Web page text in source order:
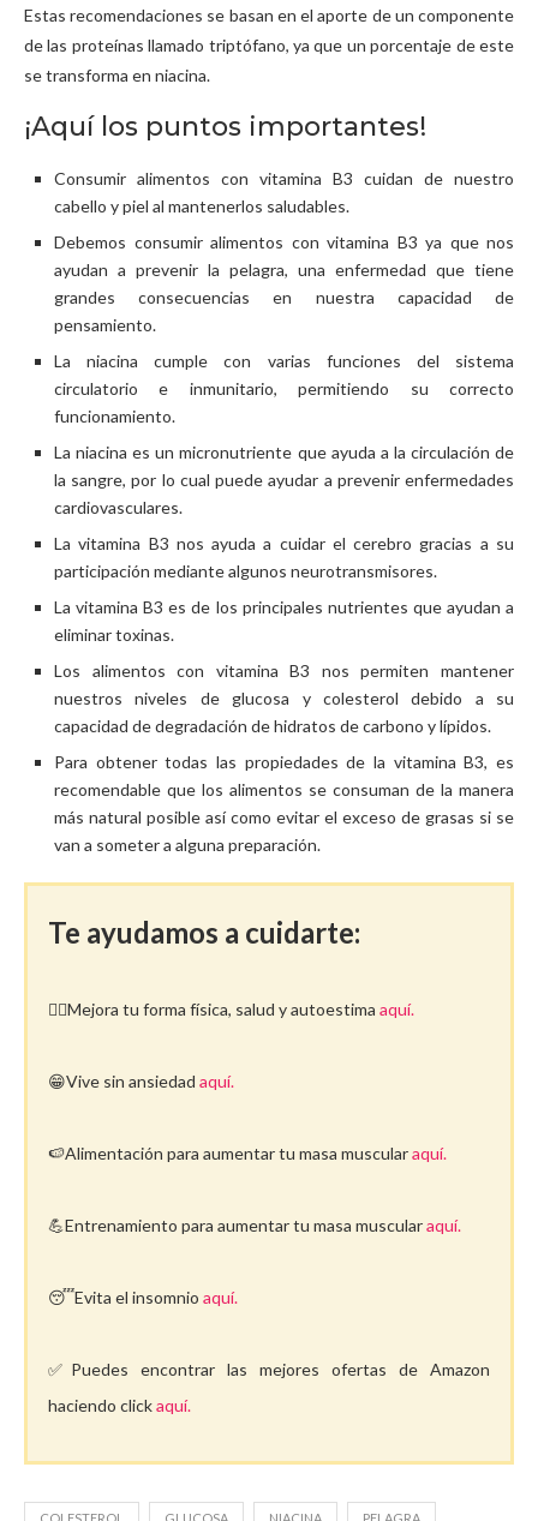
Estas recomendaciones se basan en el aporte de un componente
de las proteínas llamado triptófano, ya que un porcentaje de este
se transforma en niacina.
¡Aquí los puntos importantes!
Consumir alimentos con vitamina B3 cuidan de nuestro
cabello y piel al mantenerlos saludables.
Debemos consumir alimentos con vitamina B3 ya que nos
ayudan a prevenir la pelagra, una enfermedad que tiene
grandes consecuencias en nuestra capacidad de
pensamiento.
La niacina cumple con varias funciones del sistema
circulatorio e inmunitario, permitiendo su correcto
funcionamiento.
La niacina es un micronutriente que ayuda a la circulación de
la sangre, por lo cual puede ayudar a prevenir enfermedades
cardiovasculares.
La vitamina B3 nos ayuda a cuidar el cerebro gracias a su
participación mediante algunos neurotransmisores.
La vitamina B3 es de los principales nutrientes que ayudan a
eliminar toxinas.
Los alimentos con vitamina B3 nos permiten mantener
nuestros niveles de glucosa y colesterol debido a su
capacidad de degradación de hidratos de carbono y lípidos.
Para obtener todas las propiedades de la vitamina B3, es
recomendable que los alimentos se consuman de la manera
más natural posible así como evitar el exceso de grasas si se
van a someter a alguna preparación.
Te ayudamos a cuidarte:
🤸‍♀️Mejora tu forma física, salud y autoestima aquí.
😁Vive sin ansiedad aquí.
🍉Alimentación para aumentar tu masa muscularaquí.
💪Entrenamiento para aumentar tu masa muscularaquí.
😴Evita el insomnio aquí.
✅Puedes encontrar las mejores ofertas de Amazon
haciendo clickaquí.